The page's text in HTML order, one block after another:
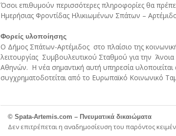
Όσοι επιθυμούν περισσότερες πληροφορίες θα
Ημερήσιας Φροντίδας Ηλικιωμένων Σπάτων –
Φορείς υλοποίησης
Ο Δήμος Σπάτων-Αρτέμιδος στο πλαίσιο της
λειτουργίας Συμβουλευτικού Σταθμού για την Άνοια
Αθηνών. Η νέα σημαντική αυτή υπηρεσία υλοποιείται
συγχρηματοδοτείται από το Ευρωπαϊκό Κοινωνικό
© Spata-Artemis.com – Πνευματικά δικαιώματα
Δεν επιτρέπεται η αναδημοσίευση του παρόντος